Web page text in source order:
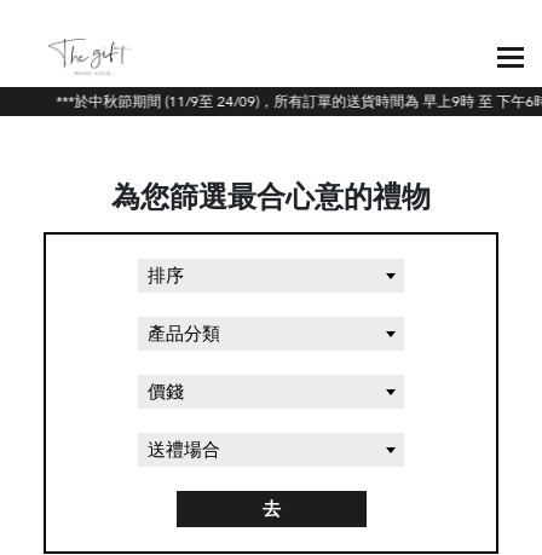
***於中秋節期間 (11/9至 24/09)，所有訂單的送貨時間為 早上9時 至 下午6
為您篩選最合心意的禮物
排序
產品分類
價錢
送禮場合
去